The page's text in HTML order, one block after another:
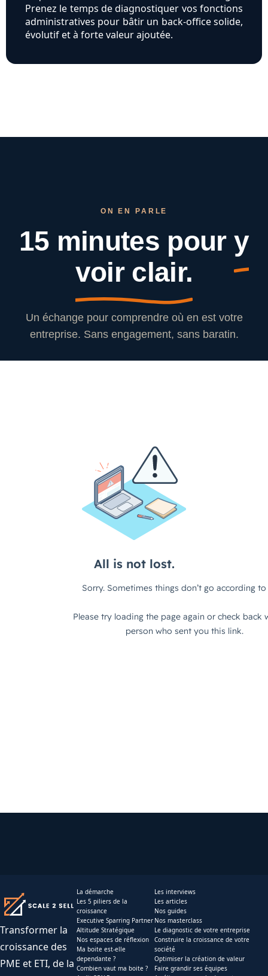
Prenez le temps de diagnostiquer vos fonctions
administratives pour bâtir un back-office solide,
évolutif et à forte valeur ajoutée.
ON EN PARLE
15 minutes pour y
voir clair.
Un échange pour comprendre où en est votre
entreprise. Sans engagement, sans baratin.
Transformer la
croissance des
PME et ETI, de la
La démarche
Les 5 piliers de la
croissance
Executive Sparring Partner
Altitude Stratégique
Nos espaces de réflexion
Ma boite est-elle
dependante ?
Combien vaut ma boite ?
Les interviews
Les articles
Nos guides
Nos masterclass
Le diagnostic de votre entreprise
Construire la croissance de votre
société
Optimiser la création de valeur
Faire grandir ses équipes